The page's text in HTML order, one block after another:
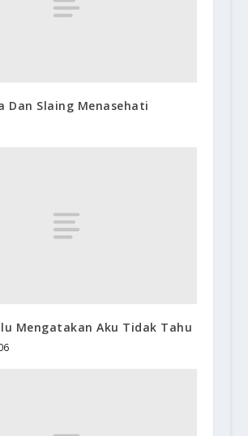
Dan Slaing Menasehati
Mengatakan Aku Tidak Tahu